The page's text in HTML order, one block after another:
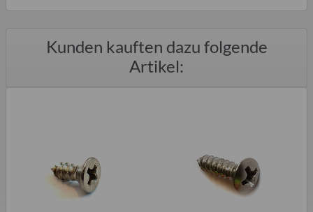
Kunden kauften dazu folgende
Artikel: